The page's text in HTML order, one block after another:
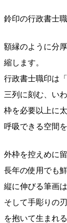
鈴印の行政書士
額縁のように分
縮します。
行政書士職印は
三列に刻む、い
枠を必要以上に
呼吸できる空間を
外枠を控えめに
長年の使用でも
縦に伸びる筆画
そして手彫りの
を抱いて生まれ